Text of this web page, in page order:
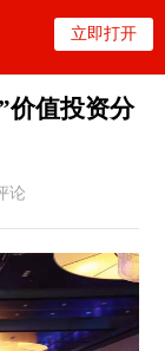
立即打开
价值投资分
论